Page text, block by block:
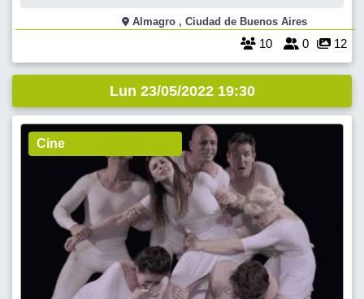
cómo quieras mirarlo e interpretarlo. Toma el coraje porque alcanzar
la Felicidad es
Almagro , Ciudad de Buenos Aires
10 0 12
Lun 23/05/2022 19:30
Cine